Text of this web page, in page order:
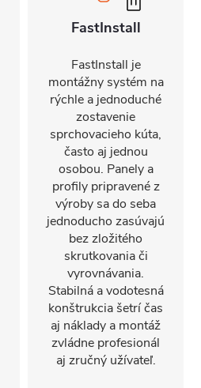
FastInstall
FastInstall je
montážny systém na
rýchle a jednoduché
zostavenie
sprchovacieho kúta,
často aj jednou
osobou. Panely a
profily pripravené z
výroby sa do seba
jednoducho zasúvajú
bez zložitého
skrutkovania či
vyrovnávania.
Stabilná a vodotesná
konštrukcia šetrí čas
aj náklady a montáž
zvládne profesionál
aj zručný užívateľ.